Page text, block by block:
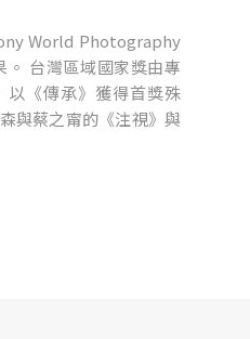
World Photography
台灣區域國家獎由專
以《傳承》獲得首獎殊
與蔡之甯的《注視》與